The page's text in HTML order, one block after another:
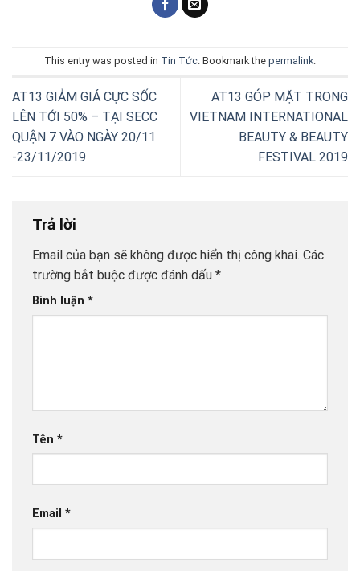
This entry was posted in Tin Tức. Bookmark the permalink.
AT13 GIẢM GIÁ CỰC SỐC
LÊN TỚI 50% – TẠI SECC
QUẬN 7 VÀO NGÀY 20/11
-23/11/2019
AT13 GÓP MẶT TRONG
VIETNAM INTERNATIONAL
BEAUTY & BEAUTY
FESTIVAL 2019
Trả lời
Email của bạn sẽ không được hiển thị công khai. Các
trường bắt buộc được đánh dấu *
Bình luận *
Tên *
Email *